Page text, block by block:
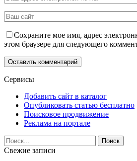
Сохраните мое имя, адрес
этом браузере для следующего
Сервисы
Добавить сайт в каталог
Опубликовать статью бесплатно
Поисковое продвижение
Реклама на портале
Свежие записи